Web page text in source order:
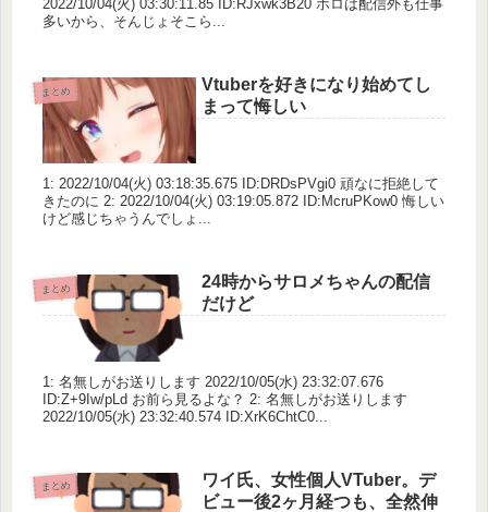
2022/10/04(火) 03:30:11.85 ID:RJxwk3B20 ホロは配信外も仕事
多いから、そんじょそこら...
まとめ
Vtuberを好きになり始めてし
まって悔しい
1: 2022/10/04(火) 03:18:35.675 ID:DRDsPVgi0 頑なに拒絶して
きたのに 2: 2022/10/04(火) 03:19:05.872 ID:McruPKow0 悔しい
けど感じちゃうんでしょ...
まとめ
24時からサロメちゃんの配信
だけど
1: 名無しがお送りします 2022/10/05(水) 23:32:07.676
ID:Z+9Iw/pLd お前ら見るよな？ 2: 名無しがお送りします
2022/10/05(水) 23:32:40.574 ID:XrK6ChtC0...
まとめ
ワイ氏、女性個人VTuber。デ
ビュー後2ヶ月経つも、全然伸